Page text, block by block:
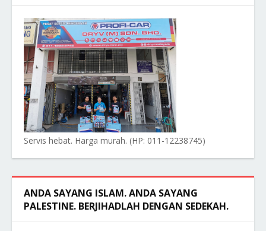
Servis hebat. Harga murah. (HP: 011-12238745)
ANDA SAYANG ISLAM. ANDA SAYANG
PALESTINE. BERJIHADLAH DENGAN SEDEKAH.